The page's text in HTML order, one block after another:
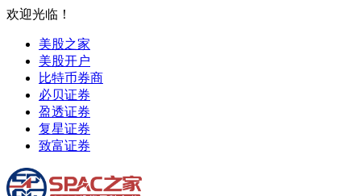
欢迎光临！
美股之家
美股开户
比特币券商
必贝证券
盈透证券
复星证券
致富证券